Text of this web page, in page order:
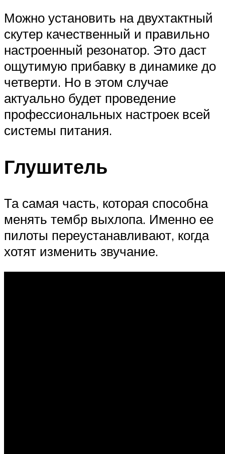
Можно установить на двухтактный
скутер качественный и правильно
настроенный резонатор. Это даст
ощутимую прибавку в динамике до
четверти. Но в этом случае
актуально будет проведение
профессиональных настроек всей
системы питания.
Глушитель
Та самая часть, которая способна
менять тембр выхлопа. Именно ее
пилоты переустанавливают, когда
хотят изменить звучание.